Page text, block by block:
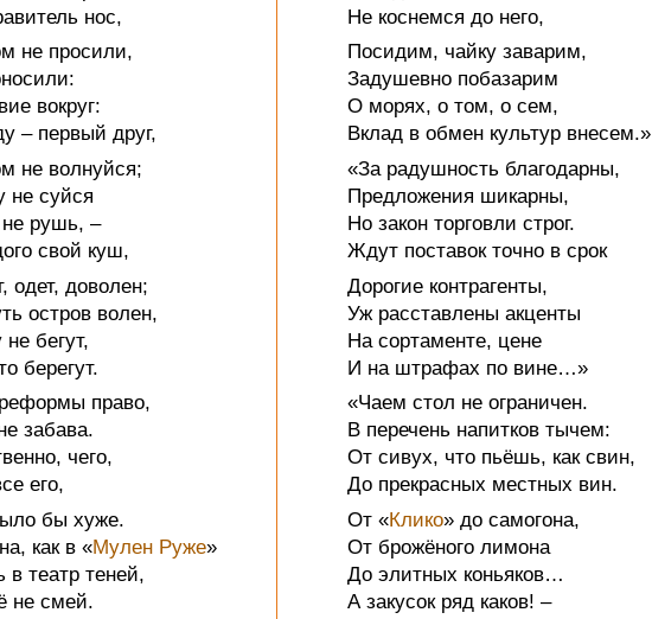
нос,
не просили,
вокруг:
– первый друг,
не волнуйся;
не суйся
рушь, –
свой куш,
одет, доволен;
остров волен,
бегут,
берегут.
право,
забава.
чего,
его,
бы хуже.
как в «Мулен Руже»
в театр теней,
не смей.
Не коснемся до него,
Посидим, чайку заварим,
Задушевно побазарим
О морях, о том, о сем,
Вклад в обмен культур внесем.»
«За радушность благодарны,
Предложения шикарны,
Но закон торговли строг.
Ждут поставок точно в срок
Дорогие контрагенты,
Уж расставлены акценты
На сортаменте, цене
И на штрафах по вине…»
«Чаем стол не ограничен.
В перечень напитков тычем:
От сивух, что пьёшь, как свин,
До прекрасных местных вин.
От «Клико» до самогона,
От брожёного лимона
До элитных коньяков…
А закусок ряд каков! –